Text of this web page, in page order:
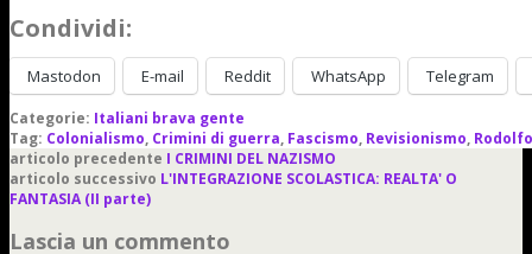
Condividi:
Mastodon E-mail Reddit WhatsApp Telegram
Categorie: Italiani brava gente
Tag: Colonialismo, Crimini di guerra, Fascismo, Revisionismo,
articolo precedente I CRIMINI DEL NAZISMO
articolo successivo L'INTEGRAZIONE SCOLASTICA: REALTA' O
FANTASIA (II parte)
Lascia un commento